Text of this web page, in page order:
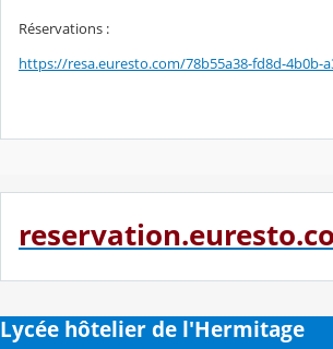
Réservations :
https://resa.euresto.com/78b55a38-fd8d-4b0b-
Lycée hôtelier de l'Hermitage